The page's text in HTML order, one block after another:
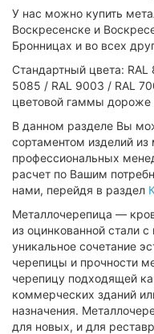
У нас можно купить
Воскресенске и
Бронницах и во всех
Стандартный цвета: RAL
5085 / RAL 9003 / RAL
цветовой гаммы дороже
В данном разделе Вы
сортаментом изделий
профессиональных
расчет по Вашим
нами, перейдя в раздел
Металлочерепица —
из оцинкованной стали
уникальное сочетание
черепицы и прочности
черепицу подходящей
коммерческих зданий
назначения.
для новых, и для